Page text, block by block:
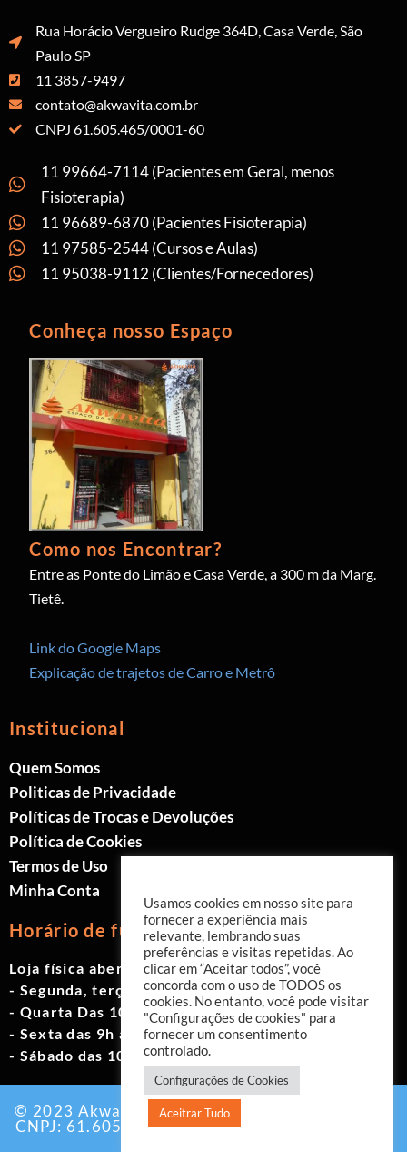
Rua Horácio Vergueiro Rudge 364D, Casa Verde, São
Paulo SP
11 3857-9497
contato@akwavita.com.br
CNPJ 61.605.465/0001-60
11 99664-7114 (Pacientes em Geral, menos
Fisioterapia)
11 96689-6870 (Pacientes Fisioterapia)
11 97585-2544 (Cursos e Aulas)
11 95038-9112 (Clientes/Fornecedores)
Conheça nosso Espaço
Como nos Encontrar?
Entre as Ponte do Limão e Casa Verde, a 300 m da Marg.
Tietê.
Link do Google Maps
Explicação de trajetos de Carro e Metrô
Institucional
Quem Somos
Politicas de Privacidade
Políticas de Trocas e Devoluções
Política de Cookies
Termos de Uso
Minha Conta
Horário de funcionamento
Loja física aberta de Segunda à Sábado.
- Segunda, terça e quinta das 9h às 19h
- Quarta Das 10h às 18h
- Sexta das 9h às 18h
- Sábado das 10h às 17h
© 2023 Akwavita - Todos os direitos reservados.
CNPJ: 61.605.465/0001-60 Criado por:
Usamos cookies em nosso site para
fornecer a experiência mais
relevante, lembrando suas
preferências e visitas repetidas. Ao
clicar em “Aceitar todos”, você
concorda com o uso de TODOS os
cookies. No entanto, você pode visitar
"Configurações de cookies" para
fornecer um consentimento
controlado.
Configurações de Cookies
Aceitrar Tudo